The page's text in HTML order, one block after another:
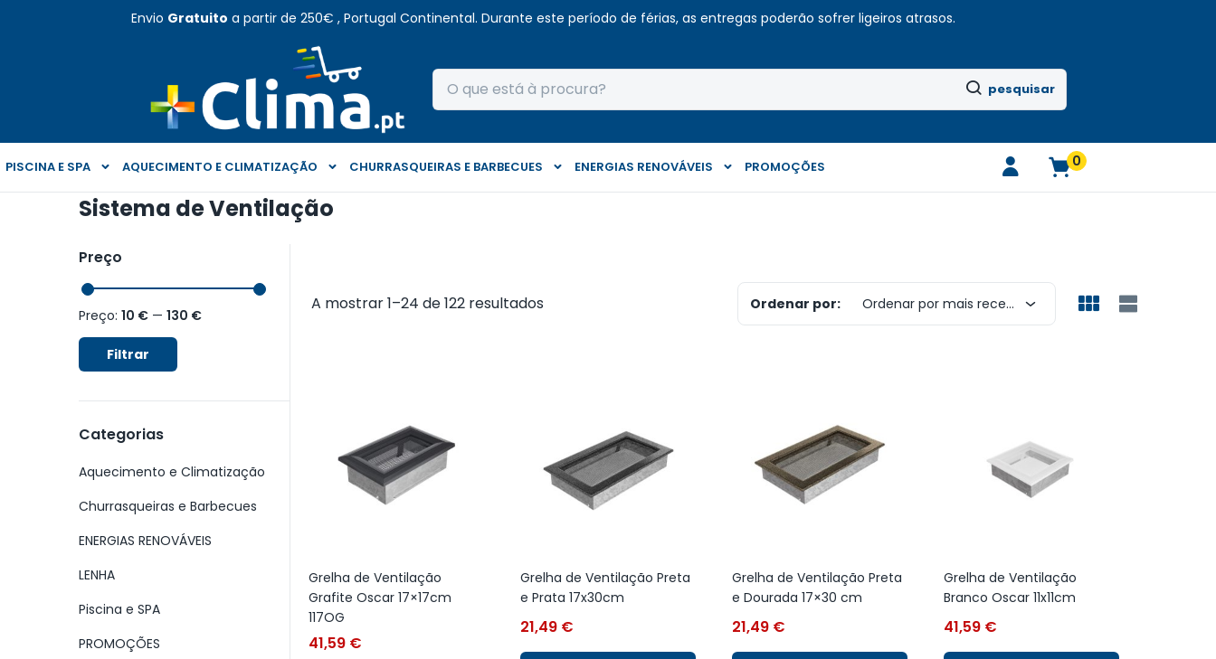
Envio Gratuito a partir de 250€ , Portugal Continental. Durante este período de férias, as entregas poderão sofrer ligeiros atrasos.
pesquisar
PISCINA E SPA AQUECIMENTO E CLIMATIZAÇÃO CHURRASQUEIRAS E BARBECUES ENERGIAS RENOVÁVEIS PROMOÇÕES 0
Sistema de Ventilação
A mostrar 1–24 de 122 resultados Ordenar por: Ordenar por mais recentes
Grelha de Ventilação
Grafite Oscar 17×17cm
117OG
41,59 €
Grelha de Ventilação Preta
e Prata 17x30cm
21,49 €
Grelha de Ventilação Preta
e Dourada 17×30 cm
21,49 €
Grelha de Ventilação
Branco Oscar 11x11cm
41,59 €
Preço
Filtrar
Preço: 10 € — 130 €
Categorias
Aquecimento e Climatização
Churrasqueiras e Barbecues
ENERGIAS RENOVÁVEIS
LENHA
Piscina e SPA
PROMOÇÕES